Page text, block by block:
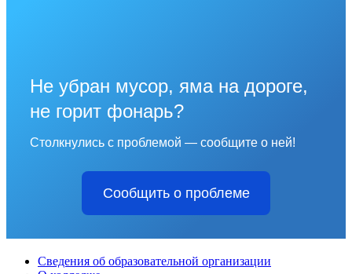
Не убран мусор, яма на дороге,
не горит фонарь?
Столкнулись с проблемой — сообщите о ней!
Сообщить о проблеме
Сведения об образовательной организации